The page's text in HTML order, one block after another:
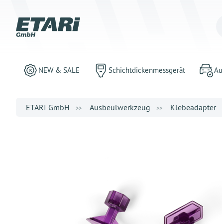
NEW & SALE Schichtdickenmessgerät
ETARI GmbH Ausbeulwerkzeug Klebeadapter